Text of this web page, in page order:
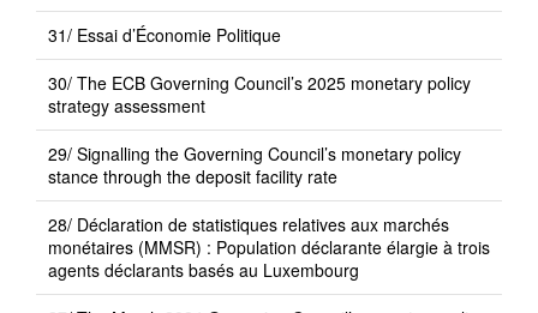
31/ Essai d’Économie Politique
30/ The ECB Governing Council’s 2025 monetary policy
strategy assessment
29/ Signalling the Governing Council’s monetary policy
stance through the deposit facility rate
28/ Déclaration de statistiques relatives aux marchés
monétaires (MMSR) : Population déclarante élargie à trois
agents déclarants basés au Luxembourg